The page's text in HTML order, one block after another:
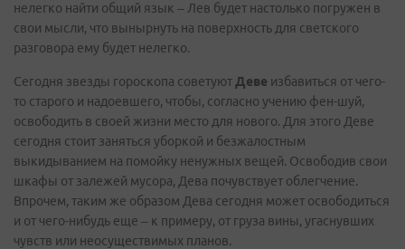
нелегко найти общий язык – Лев будет настолько погружен в
свои мысли, что вынырнуть на поверхность для светского
разговора ему будет нелегко.
Сегодня звезды гороскопа советуютДеве избавиться от чего-
то старого и надоевшего, чтобы, согласно учению фен-шуй,
освободить в своей жизни место для нового. Для этого Деве
сегодня стоит заняться уборкой и безжалостным
выкидыванием на помойку ненужных вещей. Освободив свои
шкафы от залежей мусора, Дева почувствует облегчение.
Впрочем, таким же образом Дева сегодня может освободиться
и от чего-нибудь еще – к примеру, от груза вины, угаснувших
чувств или неосуществимых планов.